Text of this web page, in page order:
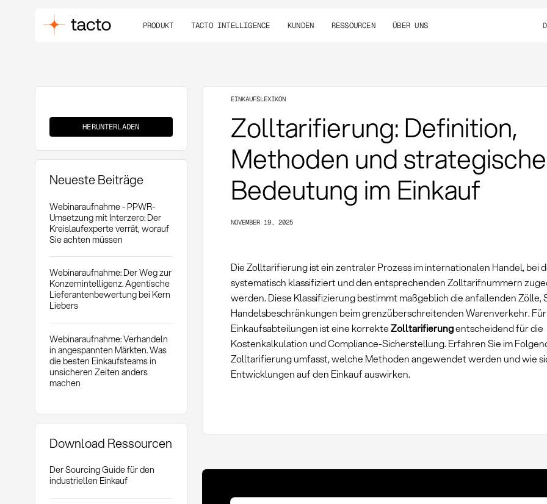
PRODUKT TACTO INTELLIGENCE KUNDEN RESSOURCEN ÜBER UNS
HERUNTERLADEN
Neueste Beiträge
Webinaraufnahme - PPWR-
Umsetzung mit Interzero: Der
Kreislaufexperte verrät, worauf
Sie achten müssen
Webinaraufnahme: Der Weg zur
Konzernintelligenz. Agentische
Lieferantenbewertung bei Kern
Liebers
Webinaraufnahme: Verhandeln
in angespannten Märkten. Was
die besten Einkaufsteams in
unsicheren Zeiten anders
machen
Download Ressourcen
Der Sourcing Guide für den
industriellen Einkauf
EINKAUFSLEXIKON
Zolltarifierung: Definition,
Methoden und strategische
Bedeutung im Einkauf
NOVEMBER 19, 2025
Die Zolltarifierung ist ein zentraler Prozess im internationalen Handel, bei
systematisch klassifiziert und den entsprechenden Zolltarifnummern
werden. Diese Klassifizierung bestimmt maßgeblich die anfallenden Zölle,
Handelsbeschränkungen beim grenzüberschreitenden Warenverkehr. Für
Einkaufsabteilungen ist eine korrekteZolltarifierungentscheidend für die
Kostenkalkulation und Compliance-Sicherstellung. Erfahren Sie im
Zolltarifierung umfasst, welche Methoden angewendet werden und wie
Entwicklungen auf den Einkauf auswirken.